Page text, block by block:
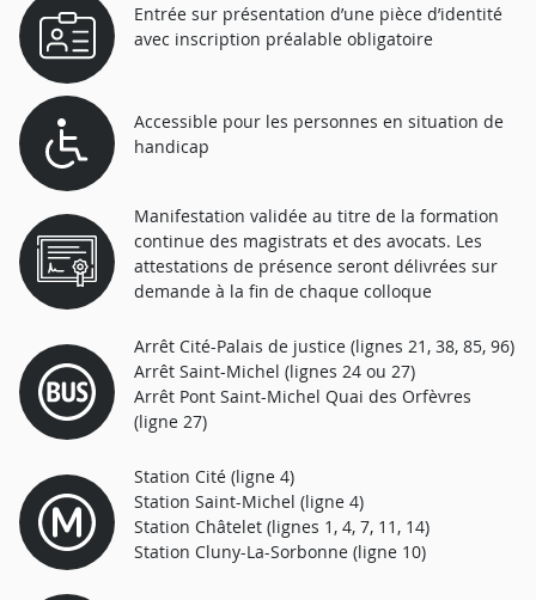
Entrée sur présentation d’une pièce d’identité
avec inscription préalable obligatoire
Accessible pour les personnes en situation de
handicap
Manifestation validée au titre de la formation
continue des magistrats et des avocats. Les
attestations de présence seront délivrées sur
demande à la fin de chaque colloque
Arrêt Cité-Palais de justice (lignes 21, 38, 85, 96)
Arrêt Saint-Michel (lignes 24 ou 27)
Arrêt Pont Saint-Michel Quai des Orfèvres
(ligne 27)
Station Cité (ligne 4)
Station Saint-Michel (ligne 4)
Station Châtelet (lignes 1, 4, 7, 11, 14)
Station Cluny-La-Sorbonne (ligne 10)